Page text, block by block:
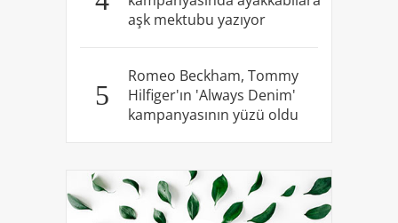
aşk mektubu yazıyor
5
Romeo Beckham, Tommy
Hilfiger'ın 'Always Denim'
kampanyasının yüzü oldu